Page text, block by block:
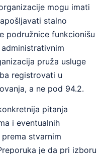
mogu imati
stalno
podružnice funkcionišu
pruža usluge
registrovati u
a ne pod 94.2.
pitanja
i eventualnih
stvarnim
je da pri izboru